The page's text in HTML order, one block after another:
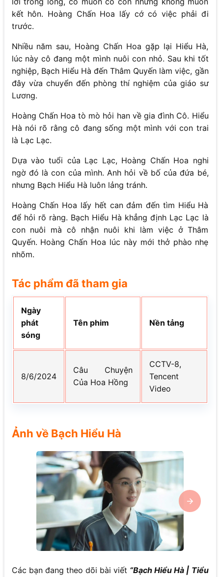
kết hôn. Hoàng Chấn Hoa lấy cớ có việc phải đi
trước.
Nhiều năm sau, Hoàng Chấn Hoa gặp lại Hiểu Hà,
lúc này cô đang một mình nuôi con nhỏ. Sau khi tốt
nghiệp, Bạch Hiểu Hà đến Thâm Quyến làm việc, gần
đây vừa chuyển đến phòng thí nghiệm của giáo sư
Lương.
Hoàng Chấn Hoa tò mò hỏi han về gia đình Cô. Hiểu
Hà nói rõ rằng cô đang sống một mình với con trai
là Lạc Lạc.
Dựa vào tuổi của Lạc Lạc, Hoàng Chấn Hoa nghi
ngờ đó là con của mình. Anh hỏi về bố của đứa bé,
nhưng Bạch Hiểu Hà luôn lảng tránh.
Hoàng Chấn Hoa lấy hết can đảm đến tìm Hiểu Hà
để hỏi rõ ràng. Bạch Hiểu Hà khẳng định Lạc Lạc là
con nuôi mà cô nhận nuôi khi làm việc ở Thâm
Quyến. Hoàng Chấn Hoa lúc này mới thở phào nhẹ
nhõm.
Tác phẩm đã tham gia
Ngày
phát
sóng
Tên phim Nền tảng
8/6/2024
Câu Chuyện
Của Hoa Hồng
CCTV-8,
Tencent
Video
Ảnh về Bạch Hiểu Hà
Các bạn đang theo dõi bài viết “Bạch Hiểu Hà | Tiểu